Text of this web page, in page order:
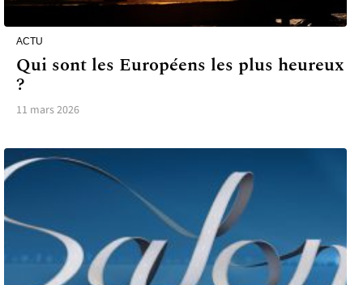
ACTU
Qui sont les Européens les plus heureux
?
11 mars 2026